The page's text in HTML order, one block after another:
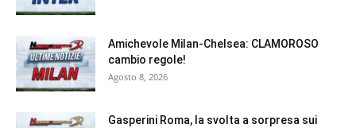
Amichevole Milan-Chelsea: CLAMOROSO
cambio regole!
Agosto 8, 2026
Gasperini Roma, la svolta a sorpresa sui